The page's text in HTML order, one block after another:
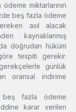
miktarlarının
beş fazla ödeme
asıl alacak
kaynaklanmış
doğrudan hüküm
tespiti gerekir.
günlük
oransal indirime
fazla ödeme
karar verilen